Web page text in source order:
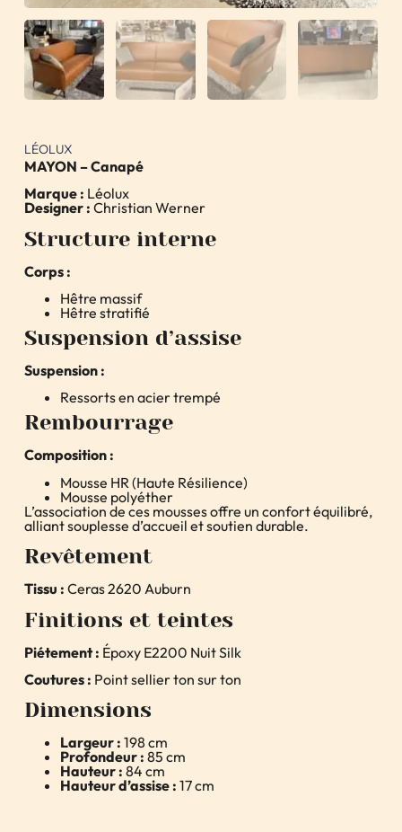
LÉOLUX
MAYON – Canapé
Marque : Léolux
Designer : Christian Werner
Structure interne
Corps :
Hêtre massif
Hêtre stratifié
Suspension d’assise
Suspension :
Ressorts en acier trempé
Rembourrage
Composition :
Mousse HR (Haute Résilience)
Mousse polyéther
L’association de ces mousses offre un confort équilibré,
alliant souplesse d’accueil et soutien durable.
Revêtement
Tissu : Ceras 2620 Auburn
Finitions et teintes
Piétement : Époxy E2200 Nuit Silk
Coutures : Point sellier ton sur ton
Dimensions
Largeur : 198 cm
Profondeur : 85 cm
Hauteur : 84 cm
Hauteur d’assise : 17 cm